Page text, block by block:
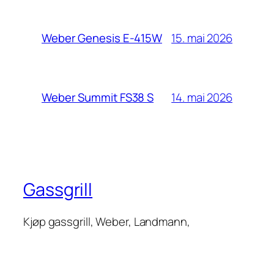
Weber Genesis E-415W 15. mai 2026
Weber Summit FS38 S 14. mai 2026
Gassgrill
Kjøp gassgrill, Weber, Landmann,